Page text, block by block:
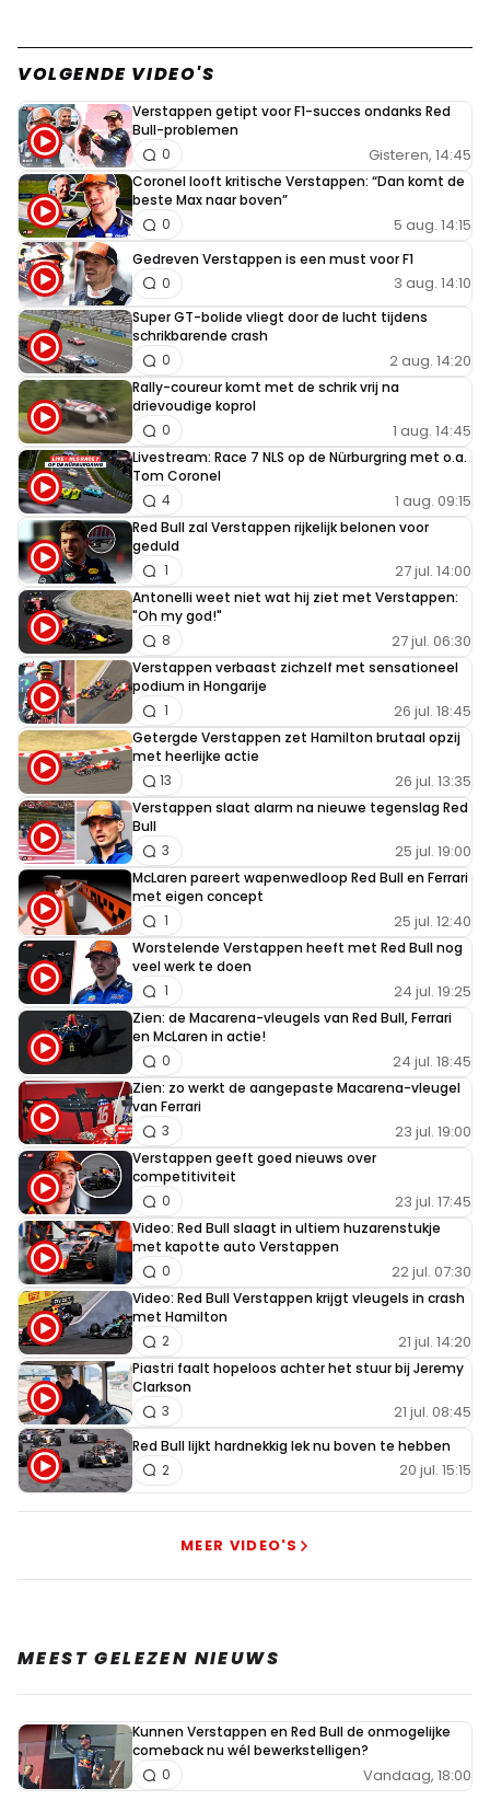
VOLGENDE VIDEO'S
Verstappen getipt voor F1-succes ondanks Red
Bull-problemen
Gisteren, 14:45
0
Coronel looft kritische Verstappen: “Dan komt de
beste Max naar boven”
5 aug. 14:15
0
Gedreven Verstappen is een must voor F1
3 aug. 14:10
0
Super GT-bolide vliegt door de lucht tijdens
schrikbarende crash
2 aug. 14:20
0
Rally-coureur komt met de schrik vrij na
drievoudige koprol
1 aug. 14:45
0
Livestream: Race 7 NLS op de Nürburgring met o.a.
Tom Coronel
1 aug. 09:15
4
Red Bull zal Verstappen rijkelijk belonen voor
geduld
27 jul. 14:00
1
Antonelli weet niet wat hij ziet met Verstappen:
"Oh my god!"
27 jul. 06:30
8
Verstappen verbaast zichzelf met sensationeel
podium in Hongarije
26 jul. 18:45
1
Getergde Verstappen zet Hamilton brutaal opzij
met heerlijke actie
26 jul. 13:35
13
Verstappen slaat alarm na nieuwe tegenslag Red
Bull
25 jul. 19:00
3
McLaren pareert wapenwedloop Red Bull en Ferrari
met eigen concept
25 jul. 12:40
1
Worstelende Verstappen heeft met Red Bull nog
veel werk te doen
24 jul. 19:25
1
Zien: de Macarena-vleugels van Red Bull, Ferrari
en McLaren in actie!
24 jul. 18:45
0
Zien: zo werkt de aangepaste Macarena-vleugel
van Ferrari
23 jul. 19:00
3
Verstappen geeft goed nieuws over
competitiviteit
23 jul. 17:45
0
Video: Red Bull slaagt in ultiem huzarenstukje
met kapotte auto Verstappen
22 jul. 07:30
0
Video: Red Bull Verstappen krijgt vleugels in crash
met Hamilton
21 jul. 14:20
2
Piastri faalt hopeloos achter het stuur bij Jeremy
Clarkson
21 jul. 08:45
3
Red Bull lijkt hardnekkig lek nu boven te hebben
20 jul. 15:15
2
MEER VIDEO'S
MEEST GELEZEN NIEUWS
Kunnen Verstappen en Red Bull de onmogelijke
comeback nu wél bewerkstelligen?
Vandaag, 18:00
0